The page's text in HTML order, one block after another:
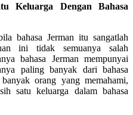
Keluarga Dengan Bahasa
bahasa Jerman itu sangatlah
ini tidak semuanya salah
bahasa Jerman mempunyai
paling banyak dari bahasa
orang yang memahami,
satu keluarga dalam bahasa